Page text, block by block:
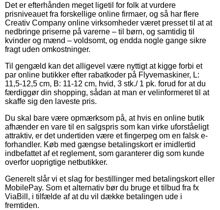
Det er efterhånden meget ligetil for folk at vurdere
prisniveauet fra forskellige online firmaer, og så har flere
Creativ Company online virksomheder været presset til at at
nedbringe priserne på varerne – til børn, og samtidig til
kvinder og mænd – voldsomt, og endda nogle gange sikre
fragt uden omkostninger.
Til gengæld kan det alligevel være nyttigt at kigge forbi et
par online butikker efter rabatkoder på Flyvemaskiner, L:
11,5-12,5 cm, B: 11-12 cm, hvid, 3 stk./ 1 pk. forud for at du
færdiggør din shopping, sådan at man er velinformeret til at
skaffe sig den laveste pris.
Du skal bare være opmærksom på, at hvis en online butik
afhænder en vare til en salgspris som kan virke uforståeligt
attraktiv, er det undertiden være et fingerpeg om en falsk e-
forhandler. Køb med gængse betalingskort er imidlertid
indbefattet af et reglement, som garanterer dig som kunde
overfor uoprigtige netbutikker.
Generelt slår vi et slag for bestillinger med betalingskort eller
MobilePay. Som et alternativ bør du bruge et tilbud fra fx
ViaBill, i tilfælde af at du vil dække betalingen ude i
fremtiden.